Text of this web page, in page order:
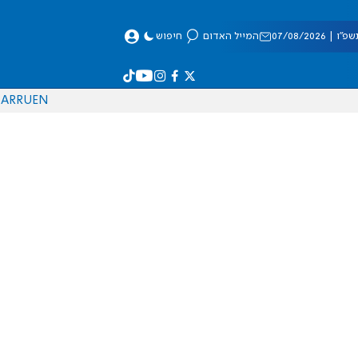
08/2026 המייל האדום חיפוש
EN
RU
AR